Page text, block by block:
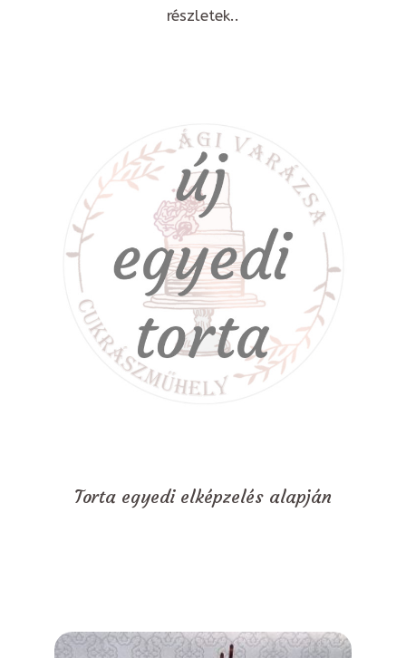
részletek..
Torta egyedi elképzelés alapján